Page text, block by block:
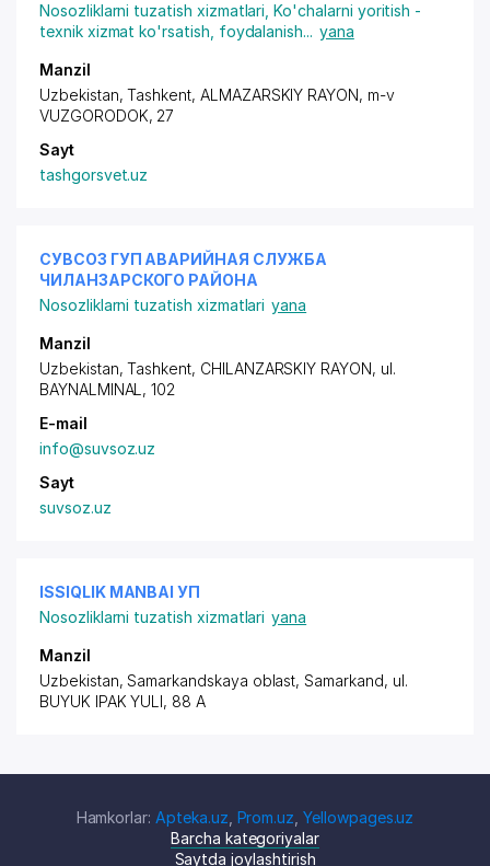
Nosozliklarni tuzatish xizmatlari ,Ko'chalarni yoritish -
texnik xizmat ko'rsatish, foydalanish... yana
Manzil
Uzbekistan, Tashkent, ALMAZARSKIY RAYON, m-v
VUZGORODOK, 27
Sayt
tashgorsvet.uz
СУВСОЗ ГУП АВАРИЙНАЯ СЛУЖБА
ЧИЛАНЗАРСКОГО РАЙОНА
Nosozliklarni tuzatish xizmatlari yana
Manzil
Uzbekistan, Tashkent, CHILANZARSKIY RAYON, ul.
BAYNALMINAL, 102
E-mail
info@suvsoz.uz
Sayt
suvsoz.uz
ISSIQLIK MANBAI УП
Nosozliklarni tuzatish xizmatlari yana
Manzil
Uzbekistan, Samarkandskaya oblast, Samarkand, ul.
BUYUK IPAK YULI, 88 A
Hamkorlar: Apteka.uz Prom.uz ,Yellowpages.uz
Barcha kategoriyalar
Saytda joylashtirish